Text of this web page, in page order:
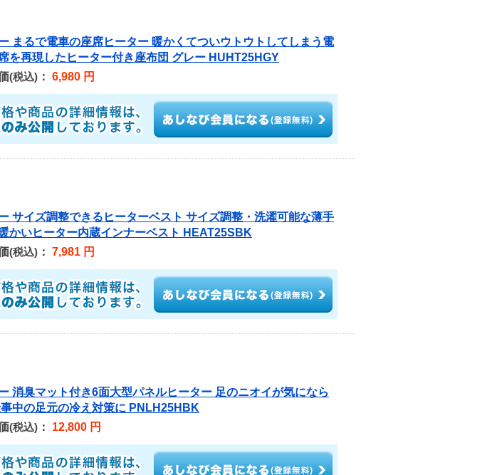
まるで電車の座席ヒーター 暖かくてついウトウトしてしまう電
を再現したヒーター付き座布団 グレー HUHT25HGY
(税込) ： 6,980 円
サイズ調整できるヒーターベスト サイズ調整・洗濯可能な薄手
かいヒーター内蔵インナーベスト HEAT25SBK
(税込) ： 7,981 円
消臭マット付き6面大型パネルヒーター 足のニオイが気になら
中の足元の冷え対策に PNLH25HBK
(税込) ： 12,800 円